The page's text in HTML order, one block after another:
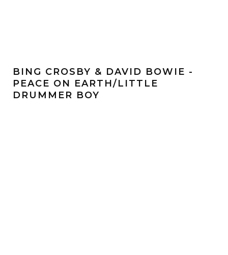
BING CROSBY & DAVID BOWIE -
PEACE ON EARTH/LITTLE
DRUMMER BOY